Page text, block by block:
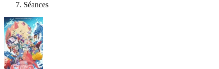
Séances